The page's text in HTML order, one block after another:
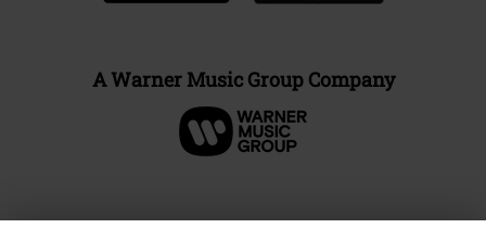
A Warner Music Group Company